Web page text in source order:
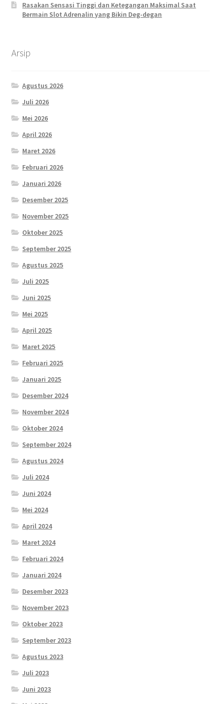
Rasakan Sensasi Tinggi dan Ketegangan Maksimal Saat
Bermain Slot Adrenalin yang Bikin Deg-degan
Arsip
Agustus 2026
Juli 2026
Mei 2026
April 2026
Maret 2026
Februari 2026
Januari 2026
Desember 2025
November 2025
Oktober 2025
September 2025
Agustus 2025
Juli 2025
Juni 2025
Mei 2025
April 2025
Maret 2025
Februari 2025
Januari 2025
Desember 2024
November 2024
Oktober 2024
September 2024
Agustus 2024
Juli 2024
Juni 2024
Mei 2024
April 2024
Maret 2024
Februari 2024
Januari 2024
Desember 2023
November 2023
Oktober 2023
September 2023
Agustus 2023
Juli 2023
Juni 2023